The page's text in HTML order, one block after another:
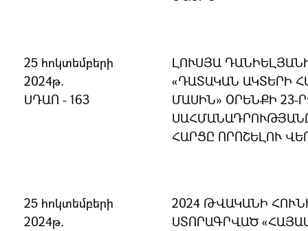
25 հոկտեմբերի
2024թ.
ՍԴԱՈ - 163
ԼՈՒՍՅԱ
ԴԱՏԱԿԱՆ ԱԿՏԵՐԻ
ՄԱՍԻՆ» ՕՐԵՆՔԻ 23-
ՀԱՐՑԸ ՈՐՈՇԵԼՈՒ
25 հոկտեմբերի
2024թ.
2024 ԹՎԱԿԱՆԻ
ՍՏՈՐԱԳՐՎԱԾ